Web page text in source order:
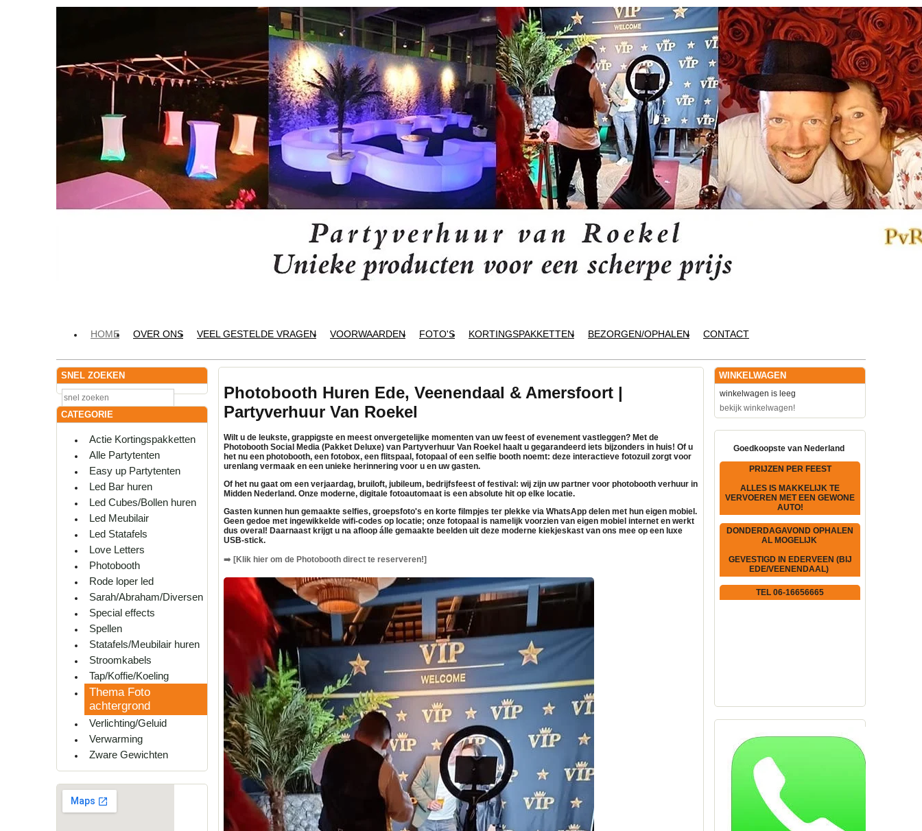
HOME OVER ONS VEEL GESTELDE VRAGEN VOORWAARDEN FOTO'S KORTINGSPAKKETTEN BEZORGEN/OPHALEN CONTACT
SNEL ZOEKEN
CATEGORIE
Actie Kortingspakketten
Alle Partytenten
Easy up Partytenten
Led Bar huren
Led Cubes/Bollen huren
Led Meubilair
Led Statafels
Love Letters
Photobooth
Rode loper led
Sarah/Abraham/Diversen
Special effects
Spellen
Statafels/Meubilair huren
Stroomkabels
Tap/Koffie/Koeling
Thema Foto
achtergrond
Verlichting/Geluid
Verwarming
Zware Gewichten
Photobooth Huren Ede, Veenendaal & Amersfoort |
Partyverhuur Van Roekel
Wilt u de leukste, grappigste en meest onvergetelijke momenten van uw feest of evenement vastleggen? Met de
Photobooth Social Media (Pakket Deluxe) van Partyverhuur Van Roekel haalt u gegarandeerd iets bijzonders in huis! Of u
het nu een photobooth, een fotobox, een flitspaal , fotopaal of een selfie booth noemt: deze interactieve fotozuil zorgt voor
urenlang vermaak en een unieke herinnering voor u en uw gasten.
Of het nu gaat om een verjaardag, bruiloft, jubileum, bedrijfsfeest of festival: wij zijn uw partner voor photobooth verhuur in
Midden Nederland. Onze moderne, digitale fotoautomaat is een absolute hit op elke locatie.
Gasten kunnen hun gemaakte selfies, groepsfoto's en korte filmpjes ter plekke via WhatsApp delen met hun eigen mobiel.
Geen gedoe met ingewikkelde wifi-codes op locatie; onze fotopaal is namelijk voorzien van eigen mobiel internet en werkt
dus overal! Daarnaast krijgt u na afloop álle gemaakte beelden uit deze moderne kiekjeskast van ons mee op een luxe
USB-stick.
➡️ [Klik hier om de Photobooth direct te reserveren!]
WINKELWAGEN
winkelwagen is leeg
bekijk winkelwagen!
Goedkoopste van Nederland
PRIJZEN PER FEEST
ALLES IS MAKKELIJK TE
VERVOEREN MET EEN GEWONE
AUTO!
DONDERDAGAVOND OPHALEN
AL MOGELIJK
GEVESTIGD IN EDERVEEN (BIJ
EDE/VEENENDAAL)
TEL 06-16656665